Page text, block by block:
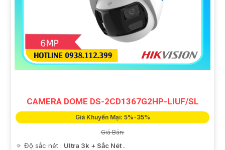
CAMERA DOME DS-2CD1367G2HP-LIUF/SL
Giá Khuyến Mại: 5%-35%
Giá Bán:
🔅 Độ sắc nét : Ultra 3k + Sắc Nét .